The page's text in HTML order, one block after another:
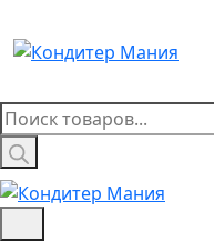
to
content
Поиск
товаров